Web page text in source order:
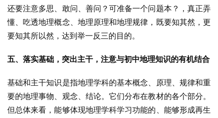
还要注意多思、敢问、善问？可准备一个问题本？，真正弄
懂、吃透地理概念、地理原理和地理规律，既要知其然，更
要知其所以然，达到举一反三的目的。
五、落实基础，突出主干，注意与初中地理知识的有机结合
基础和主干知识是指地理学科的基本概念、原理、规律和重
要的地理事物、观念、结论。它们分布在教材的各个部分。
但总体来看，能够体现地理学科学习功能的、能够形成再生